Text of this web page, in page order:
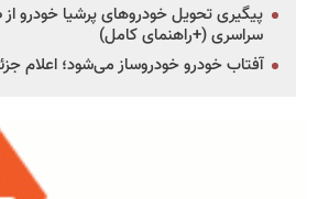
پیگیری تحویل خودروهای پرشیا خودرو
سراسری (+راهنمای کامل)
آفتاب خودرو خودروساز می‌شود؛ اعلام